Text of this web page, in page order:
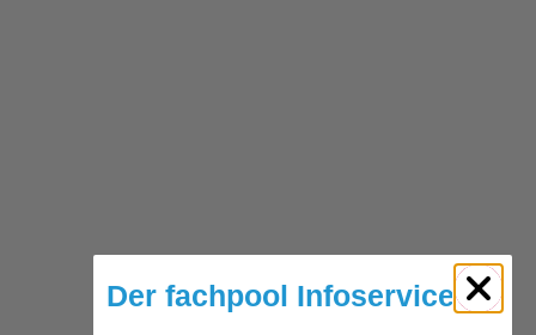
Der fachpool Infoservice